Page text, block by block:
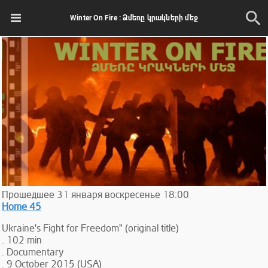
Winter On Fire : Ձմեռը կրակների մեջ
Прошедшее 31 января воскресенье 18:00
Home 45
Ukraine's Fight for Freedom" (original title)
. 102 min
. Documentary
. 9 October 2015 (USA)